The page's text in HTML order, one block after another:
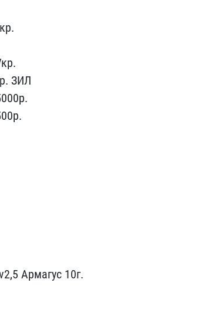
ЗИЛ
​Армагус 10г.